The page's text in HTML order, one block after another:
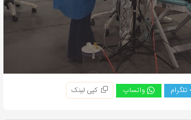
تلگرام واتساپ کپی لینک